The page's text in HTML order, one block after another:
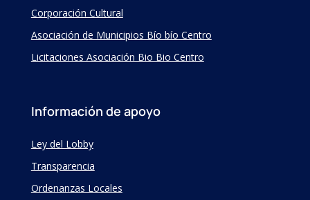
Corporación Cultural
Asociación de Municipios Bío bío Centro
Licitaciones Asociación Bio Bio Centro
Información de apoyo
Ley del Lobby
Transparencia
Ordenanzas Locales